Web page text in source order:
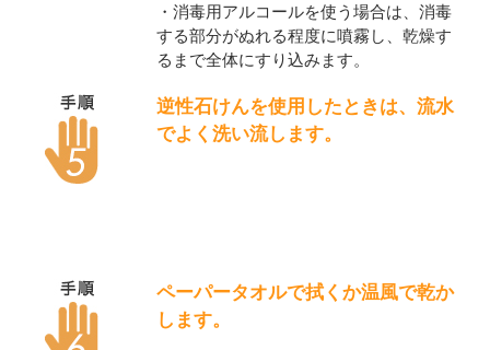
・消毒用アルコールを使う場合は、消毒
する部分がぬれる程度に噴霧し、乾燥す
るまで全体にすり込みます。
逆性石けんを使用したときは、流水
でよく洗い流します。
ペーパータオルで拭くか温風で乾か
します。